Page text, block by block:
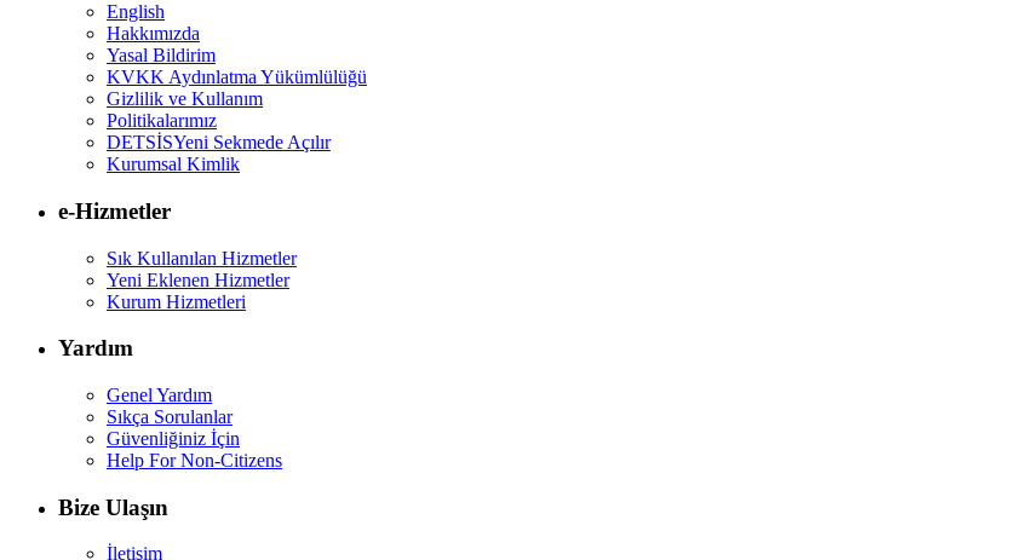
English
Hakkımızda
Yasal Bildirim
KVKK Aydınlatma Yükümlülüğü
Gizlilik ve Kullanım
Politikalarımız
DETSİSYeni Sekmede Açılır
Kurumsal Kimlik
e-Hizmetler
Sık Kullanılan Hizmetler
Yeni Eklenen Hizmetler
Kurum Hizmetleri
Yardım
Genel Yardım
Sıkça Sorulanlar
Güvenliğiniz İçin
Help For Non-Citizens
Bize Ulaşın
İletişim